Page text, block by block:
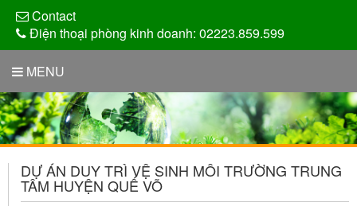
Contact
Điện thoại phòng kinh doanh: 02223.859.599
MENU
DỰ ÁN DUY TRÌ VỆ SINH MÔI TRƯỜNG TRUNG
TÂM HUYỆN QUẾ VÕ